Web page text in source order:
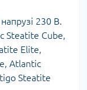
230 В.
Steatite Cube,
Elite,
Atlantic
Steatite